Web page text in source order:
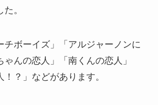
。
チボーイズ」「アルジャーノンに
んの恋人」「南くんの恋人」
！？」などがあります。